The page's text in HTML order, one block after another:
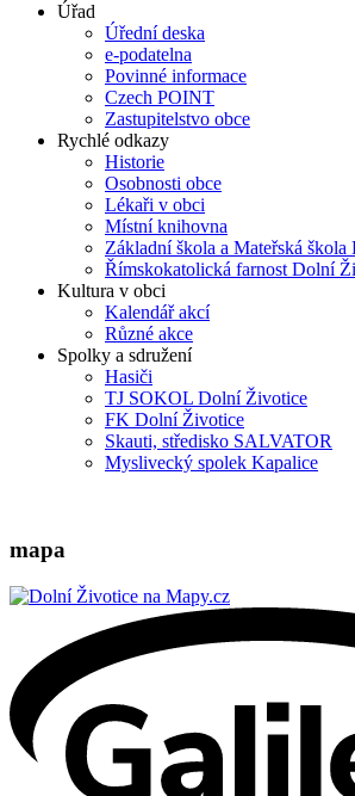
Úřad
Úřední deska
e-podatelna
Povinné informace
Czech POINT
Zastupitelstvo obce
Rychlé odkazy
Historie
Osobnosti obce
Lékaři v obci
Místní knihovna
Základní škola a Mateřská
Římskokatolická farnost Dolní
Kultura v obci
Kalendář akcí
Různé akce
Spolky a sdružení
Hasiči
TJ SOKOL Dolní Životice
FK Dolní Životice
Skauti, středisko SALVATOR
Myslivecký spolek Kapalice
mapa